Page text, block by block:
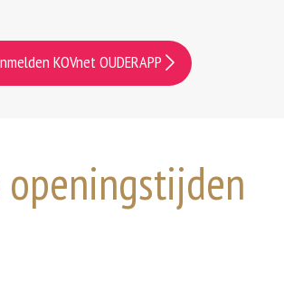
KOVnet OUDERAPP
openingstijden